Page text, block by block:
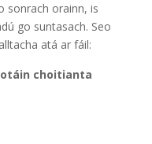
sonrach orainn, is
go suntasach. Seo
atá ar fáil:
choitianta